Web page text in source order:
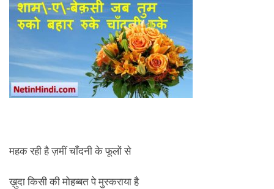
महक रही है ज़मीं चाँदनी के फूलों से
ख़ुदा किसी की मोहब्बत पे मुस्कराया है